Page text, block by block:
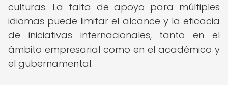
culturas. La falta de apoyo para múltiples
idiomas puede limitar el alcance y la eficacia
de iniciativas internacionales, tanto en el
ámbito empresarial como en el académico y
el gubernamental.